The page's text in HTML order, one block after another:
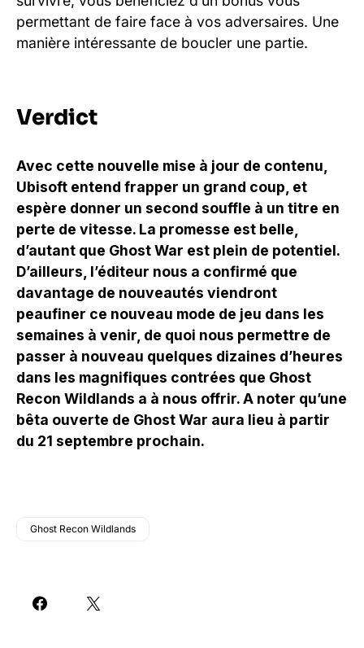
permettant de faire face à vos adversaires. Une
manière intéressante de boucler une partie.
Verdict
Avec cette nouvelle mise à jour de contenu,
Ubisoft entend frapper un grand coup, et
espère donner un second souffle à un titre en
perte de vitesse. La promesse est belle,
d’autant que Ghost War est plein de potentiel.
D’ailleurs, l’éditeur nous a confirmé que
davantage de nouveautés viendront
peaufiner ce nouveau mode de jeu dans les
semaines à venir, de quoi nous permettre de
passer à nouveau quelques dizaines d’heures
dans les magnifiques contrées que Ghost
Recon Wildlands a à nous offrir. A noter qu’une
bêta ouverte de Ghost War aura lieu à partir
du 21 septembre prochain.
Ghost Recon Wildlands